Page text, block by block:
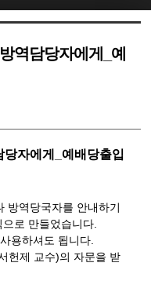
역담당자에게_예
자에게_예배당출입
방역당국자를 안내하기
로 만들었습니다.
용하셔도 됩니다.
헌제 교수)의 자문을 받
북5
북5